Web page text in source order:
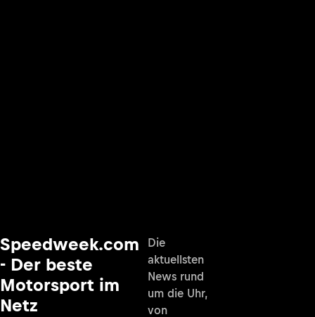
Speedweek.com
- Der beste
Motorsport im
Netz
Die
aktuellsten
News rund
um die Uhr,
von